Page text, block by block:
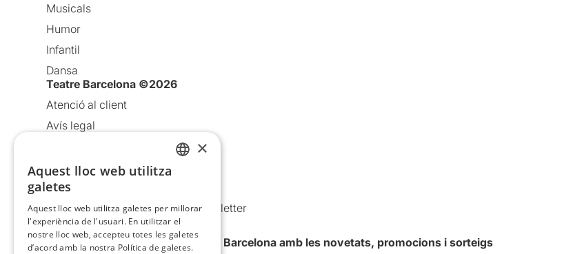
Musicals
Humor
Infantil
Dansa
Teatre Barcelona ©2026
Atenció al client
Avís legal
Política de cookies
Condicions d’ús
Comunicacions comercials i Newsletter
Anuncia’t
Vull rebre la newsletter de Teatre Barcelona amb les novetats, promocions i sorteigs
×
Aquest lloc web utilitza
galetes
Aquest lloc web utilitza galetes per millorar
l'experiència de l'usuari. En utilitzar el
nostre lloc web, accepteu totes les galetes
d’acord amb la nostra Política de galetes.